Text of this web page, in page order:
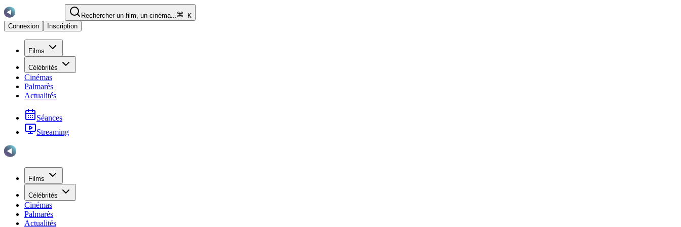
Rechercher un film, un cinéma...
K
Connexion
Inscription
Films
Célébrités
Cinémas
Palmarès
Actualités
Séances
Streaming
Films
Célébrités
Cinémas
Palmarès
Actualités